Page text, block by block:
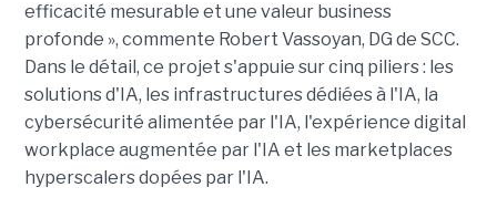
efficacité mesurable et une valeur business
profonde », commente Robert Vassoyan, DG de SCC.
Dans le détail, ce projet s'appuie sur cinq piliers : les
solutions d'IA, les infrastructures dédiées à l'IA, la
cybersécurité alimentée par l'IA, l'expérience digital
workplace augmentée par l'IA et les marketplaces
hyperscalers dopées par l'IA.